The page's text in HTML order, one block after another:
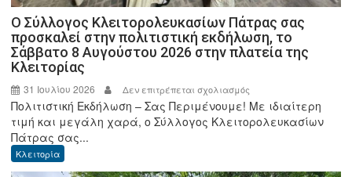
Ο Σύλλογος Κλειτορολευκασίων Πάτρας σας
προσκαλεί στην πολιτιστική εκδήλωση, το
Σάββατο 8 Αυγούστου 2026 στην πλατεία της
Κλειτορίας
31 Ιουλίου 2026 Δεν επιτρέπεται σχολιασμός
Ο
Σύλλογος
Πολιτιστική Εκδήλωση – Σας Περιμένουμε! Με ιδιαίτερη
τιμή και μεγάλη χαρά, ο Σύλλογος Κλειτορολευκασίων
Πάτρας σας...
Κλειτορία